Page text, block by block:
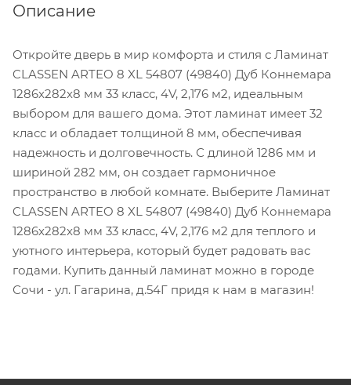
Описание
Откройте дверь в мир комфорта и стиля с Ламинат
CLASSEN ARTEO 8 XL 54807 (49840) Дуб Коннемара
1286х282х8 мм 33 класс, 4V, 2,176 м2, идеальным
выбором для вашего дома. Этот ламинат имеет 32
класс и обладает толщиной 8 мм, обеспечивая
надежность и долговечность. С длиной 1286 мм и
шириной 282 мм, он создает гармоничное
пространство в любой комнате. Выберите Ламинат
CLASSEN ARTEO 8 XL 54807 (49840) Дуб Коннемара
1286х282х8 мм 33 класс, 4V, 2,176 м2 для теплого и
уютного интерьера, который будет радовать вас
годами. Купить данный ламинат можно в городе
Сочи - ул. Гагарина, д.54Г придя к нам в магазин!